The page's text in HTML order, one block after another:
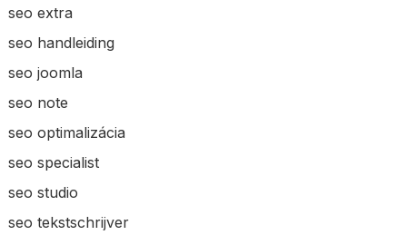
seo extra
seo handleiding
seo joomla
seo note
seo optimalizácia
seo specialist
seo studio
seo tekstschrijver